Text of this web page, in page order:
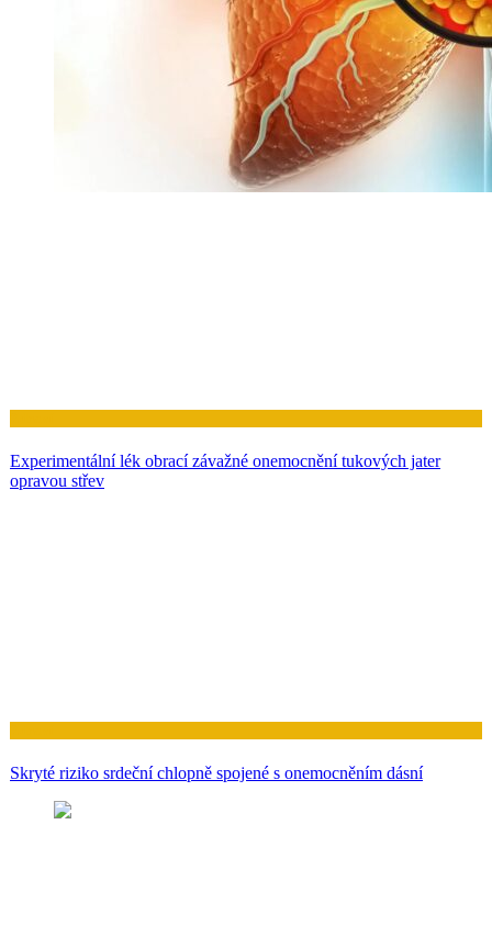
Experimentální lék obrací závažné onemocnění tukových jater
opravou střev
Skryté riziko srdeční chlopně spojené s onemocněním dásní